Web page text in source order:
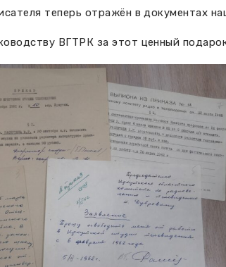
теперь отражён в документах
ВГТРК за этот ценный